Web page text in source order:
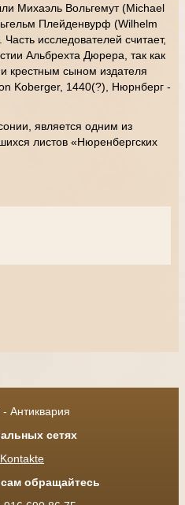
Михаэль Вольгемут (Michael
Плейденвурф (Wilhelm
исследователей считает,
Альбрехта Дюрера, так как
крестным сыном издателя
Koberger, 1440(?), Нюрнберг -
является одним из
листов «Нюренбергских
Антиквария
сетях
обращайтесь